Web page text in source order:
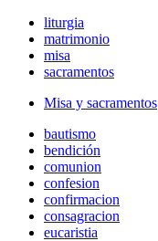
liturgia
matrimonio
misa
sacramentos
Misa y sacramentos
bautismo
bendición
comunion
confesion
confirmacion
consagracion
eucaristia